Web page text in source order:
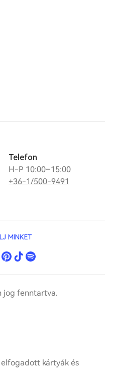
Telefon
H-P 10:00–15:00
+36-1/500-9491
MINKET
jog fenntartva.
kártyák és